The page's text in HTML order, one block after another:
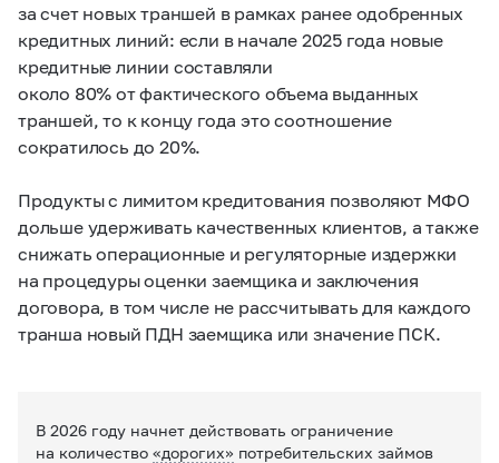
за счет новых траншей в рамках ранее одобренных
кредитных линий: если в начале 2025 года новые
кредитные линии составляли
около 80% от фактического объема выданных
траншей, то к концу года это соотношение
сократилось до 20%.
Продукты с лимитом кредитования позволяют МФО
дольше удерживать качественных клиентов, а также
снижать операционные и регуляторные издержки
на процедуры оценки заемщика и заключения
договора, в том числе не рассчитывать для каждого
транша новый ПДН заемщика или значение ПСК.
В 2026 году начнет действовать ограничение
на количество «дорогих» потребительских займов